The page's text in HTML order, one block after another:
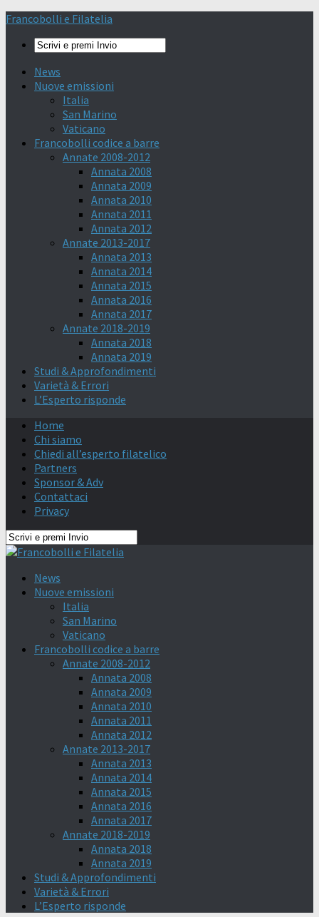
Francobolli e Filatelia
News
Nuove emissioni
Italia
San Marino
Vaticano
Francobolli codice a barre
Annate 2008-2012
Annata 2008
Annata 2009
Annata 2010
Annata 2011
Annata 2012
Annate 2013-2017
Annata 2013
Annata 2014
Annata 2015
Annata 2016
Annata 2017
Annate 2018-2019
Annata 2018
Annata 2019
Studi & Approfondimenti
Varietà & Errori
L’Esperto risponde
Home
Chi siamo
Chiedi all’esperto filatelico
Partners
Sponsor & Adv
Contattaci
Privacy
News
Nuove emissioni
Italia
San Marino
Vaticano
Francobolli codice a barre
Annate 2008-2012
Annata 2008
Annata 2009
Annata 2010
Annata 2011
Annata 2012
Annate 2013-2017
Annata 2013
Annata 2014
Annata 2015
Annata 2016
Annata 2017
Annate 2018-2019
Annata 2018
Annata 2019
Studi & Approfondimenti
Varietà & Errori
L’Esperto risponde